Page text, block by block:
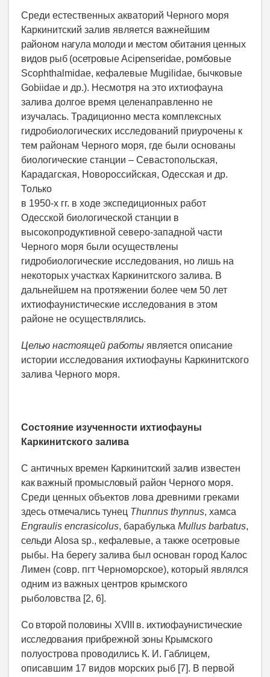
Среди естественных акваторий Черного моря
Каркинитский залив является важнейшим
районом нагула молоди и местом обитания ценных
видов рыб (осетровые Acipenseridae, ромбовые
Scophthalmidae, кефалевые Mugilidae, бычковые
Gobiidae и др.). Несмотря на это ихтиофауна
залива долгое время целенаправленно не
изучалась. Традиционно места комплексных
гидробиологических исследований приурочены к
тем районам Черного моря, где были основаны
биологические станции – Севастопольская,
Карадагская, Новороссийская, Одесская и др.
Только
в 1950-х гг. в ходе экспедиционных работ
Одесской биологической станции в
высокопродуктивной северо-западной части
Черного моря были осуществлены
гидробиологические исследования, но лишь на
некоторых участках Каркинитского залива. В
дальнейшем на протяжении более чем 50 лет
ихтиофаунистические исследования в этом
районе не осуществлялись.
Целью настоящей работы является описание
истории исследования ихтиофауны Каркинитского
залива Черного моря.
Состояние изученности ихтиофауны
Каркинитского залива
С античных времен Каркинитский залив известен
как важный промысловый район Черного моря.
Среди ценных объектов лова древними греками
здесь отмечались тунец Thunnus thynnus, хамса
Engraulis encrasicolus, барабулька Mullus barbatus,
сельди Alosa sp., кефалевые, а также осетровые
рыбы. На берегу залива был основан город Калос
Лимен (совр. пгт Черноморское), который являлся
одним из важных центров крымского
рыболовства [2, 6].
Со второй половины XVIII
в. ихтиофаунистические
исследования прибрежной зоны Крымского
полуострова проводились К. И. Габлицем,
описавшим 17 видов морских рыб [7]. В первой